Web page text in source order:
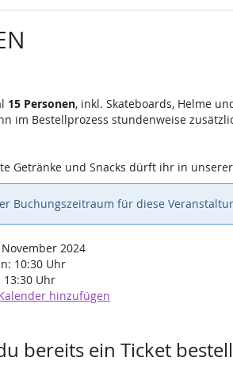
15 Personen, inkl. Skateboards, Helme
im Bestellprozess stundenweise
Getränke und Snacks dürft ihr in
Buchungszeitraum für diese
November 2024
10:30 Uhr
13:30 Uhr
hinzufügen
bereits ein Ticket